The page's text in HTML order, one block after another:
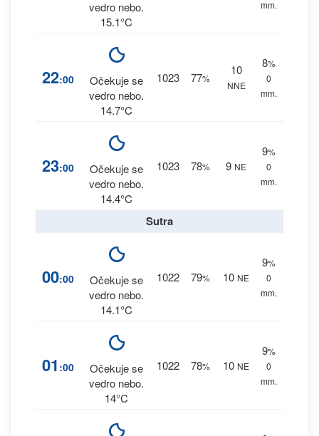
vedro nebo.
15.1°C
mm.
22:00
Očekuje se
vedro nebo.
14.7°C
1023 77%
10
NNE
8%
0
mm.
23:00
Očekuje se
vedro nebo.
14.4°C
1023 78% 9 NE
9%
0
mm.
Sutra
00:00
Očekuje se
vedro nebo.
14.1°C
1022 79% 10 NE
9%
0
mm.
01 :00
Očekuje se
vedro nebo.
14°C
1022 78% 10 NE
9%
0
mm.